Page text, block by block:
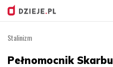
Stalinizm
Pełnomocnik